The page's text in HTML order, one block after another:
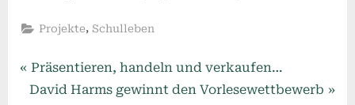
Projekte, Schulleben
Beitragsnavigation
P
r
Präsentieren, handeln und verkaufen…
N
David Harms gewinnt den Vorlesewettbewerb